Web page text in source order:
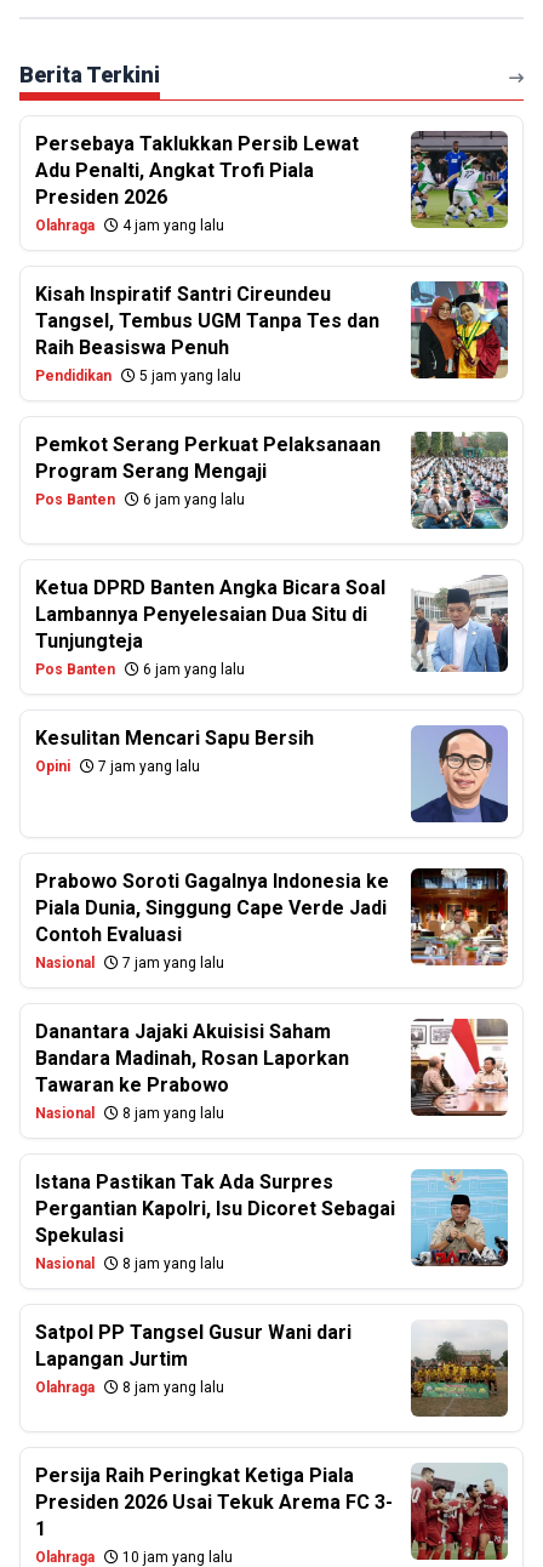
Berita Terkini
Persebaya Taklukkan Persib Lewat
Adu Penalti, Angkat Trofi Piala
Presiden 2026
Olahraga 4 jam yang lalu
Kisah Inspiratif Santri Cireundeu
Tangsel, Tembus UGM Tanpa Tes dan
Raih Beasiswa Penuh
Pendidikan 5 jam yang lalu
Pemkot Serang Perkuat Pelaksanaan
Program Serang Mengaji
Pos Banten 6 jam yang lalu
Ketua DPRD Banten Angka Bicara Soal
Lambannya Penyelesaian Dua Situ di
Tunjungteja
Pos Banten 6 jam yang lalu
Kesulitan Mencari Sapu Bersih
Opini 7 jam yang lalu
Prabowo Soroti Gagalnya Indonesia ke
Piala Dunia, Singgung Cape Verde Jadi
Contoh Evaluasi
Nasional 7 jam yang lalu
Danantara Jajaki Akuisisi Saham
Bandara Madinah, Rosan Laporkan
Tawaran ke Prabowo
Nasional 8 jam yang lalu
Istana Pastikan Tak Ada Surpres
Pergantian Kapolri, Isu Dicoret Sebagai
Spekulasi
Nasional 8 jam yang lalu
Satpol PP Tangsel Gusur Wani dari
Lapangan Jurtim
Olahraga 8 jam yang lalu
Persija Raih Peringkat Ketiga Piala
Presiden 2026 Usai Tekuk Arema FC 3-
1
Olahraga 10 jam yang lalu